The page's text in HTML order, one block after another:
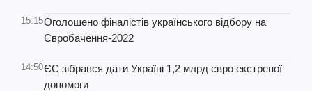
15:15Оголошено фіналістів українського відбору на
Євробачення-2022
14:50ЄС зібрався дати Україні 1,2 млрд євро екстреної
допомоги